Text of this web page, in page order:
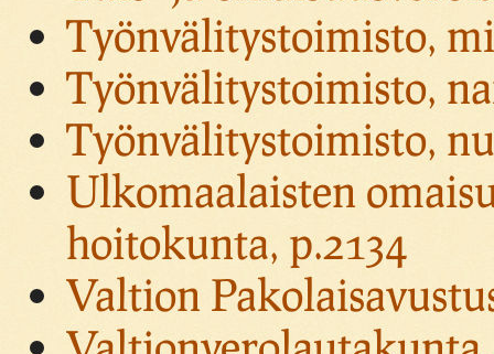
Työnvälitystoimisto,
Työnvälitystoimisto,
Työnvälitystoimisto,
Ulkomaalaisten
hoitokunta, p.2134
Valtion